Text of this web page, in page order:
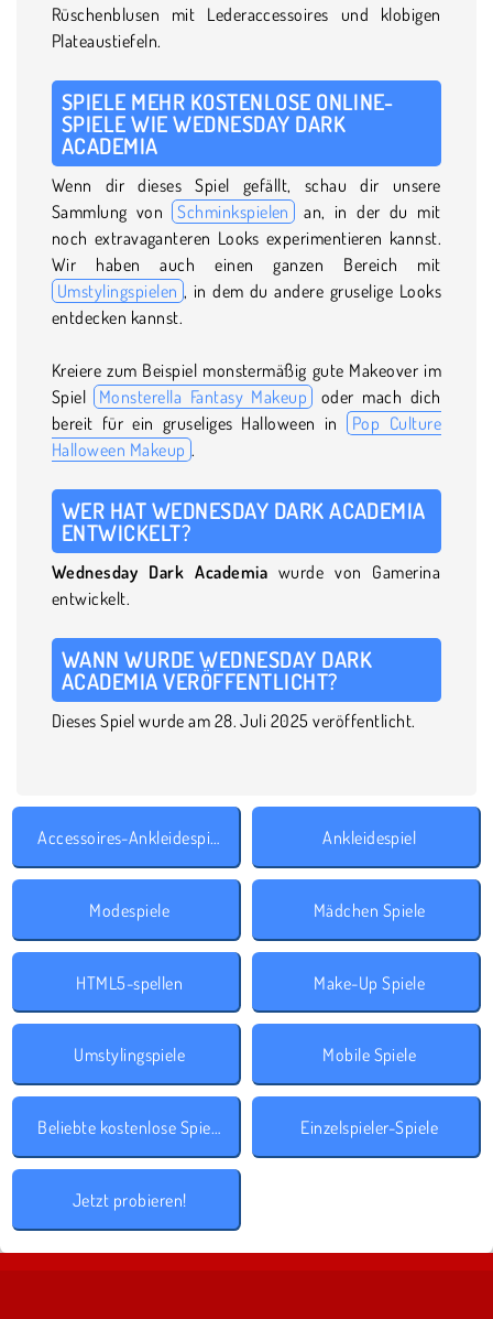
Rüschenblusen mit Lederaccessoires und klobigen
Plateaustiefeln.
SPIELE MEHR KOSTENLOSE ONLINE-
SPIELE WIE WEDNESDAY DARK
ACADEMIA
Wenn dir dieses Spiel gefällt, schau dir unsere
Sammlung von Schminkspielen an, in der du mit
noch extravaganteren Looks experimentieren kannst.
Wir haben auch einen ganzen Bereich mit
Umstylingspielen , in dem du andere gruselige Looks
entdecken kannst.
Kreiere zum Beispiel monstermäßig gute Makeover im
Spiel
Monsterella Fantasy Makeup
oder mach dich
bereit für ein gruseliges Halloween in
Pop Culture
Halloween Makeup .
WER HAT WEDNESDAY DARK ACADEMIA
ENTWICKELT?
Wednesday Dark Academia wurde von Gamerina
entwickelt.
WANN WURDE WEDNESDAY DARK
ACADEMIA VERÖFFENTLICHT?
Dieses Spiel wurde am 28. Juli 2025 veröffentlicht.
Accessoires-Ankleidespiele Ankleidespiel
Modespiele Mädchen Spiele
HTML5-spellen Make-Up Spiele
Umstylingspiele Mobile Spiele
Beliebte kostenlose Spiele Einzelspieler-Spiele
Jetzt probieren!